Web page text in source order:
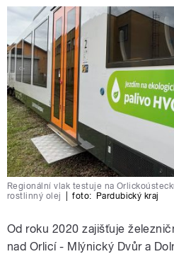
Regionální vlak testuje na
rostlinný olej
foto: Pardubický kraj
Od roku 2020 zajišťuje
nad Orlicí - Mlýnický Dvůr a